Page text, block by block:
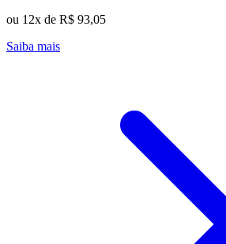
ou 12x de R$ 93,05
Saiba mais